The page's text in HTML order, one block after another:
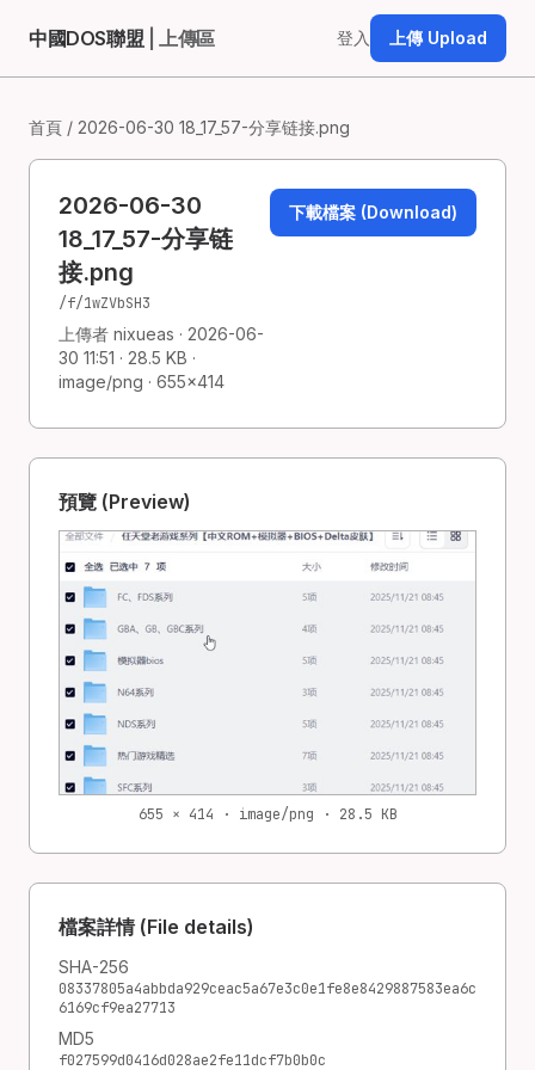
中國DOS聯盟 | 上傳區 登入 上傳 Upload
首頁 / 2026-06-30 18_17_57-分享链接.png
2026-06-30
18_17_57-分享链
接.png
/f/1wZVbSH3
上傳者 nixueas · 2026-06-
30 11:51 · 28.5 KB ·
image/png · 655×414
下載檔案 (Download)
預覽 (Preview)
655 × 414 · image/png · 28.5 KB
檔案詳情 (File details)
SHA-256
08337805a4abbda929ceac5a67e3c0e1fe8e8429887583ea6c
6169cf9ea27713
MD5
f027599d0416d028ae2fe11dcf7b0b0c